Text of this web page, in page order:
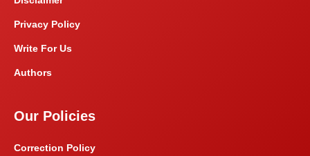
Privacy Policy
Write For Us
Authors
Our Policies
Correction Policy